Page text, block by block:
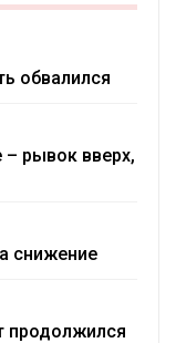
обвалился
– рывок вверх,
снижение
продолжился